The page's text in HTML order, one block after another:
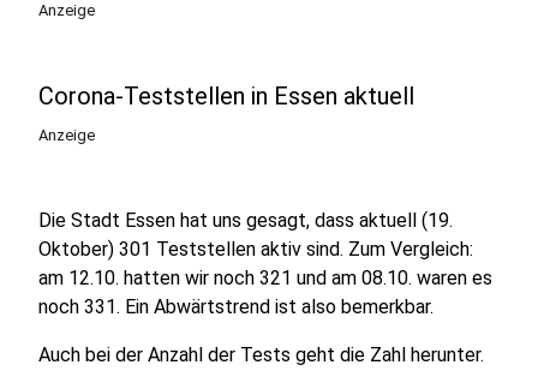
Anzeige
Corona-Teststellen in Essen aktuell
Anzeige
Die Stadt Essen hat uns gesagt, dass aktuell (19.
Oktober) 301 Teststellen aktiv sind. Zum Vergleich:
am 12.10. hatten wir noch 321 und am 08.10. waren es
noch 331. Ein Abwärtstrend ist also bemerkbar.
Auch bei der Anzahl der Tests geht die Zahl herunter.